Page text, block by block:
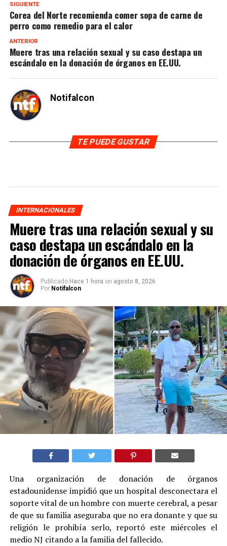
SIGUIENTE
Corea del Norte recomienda comer sopa de carne de
perro como remedio para el calor
ANTERIOR
Muere tras una relación sexual y su caso destapa un
escándalo en la donación de órganos en EE.UU.
Notifalcon
TE PUEDE GUSTAR
INTERNACIONALES
Muere tras una relación sexual y su
caso destapa un escándalo en la
donación de órganos en EE.UU.
Publicado Hace 1 hora on agosto 8, 2026
Por Notifalcon
Una organización de donación de órganos
estadounidense impidió que un hospital desconectara el
soporte vital de un hombre con muerte cerebral, a pesar
de que su familia aseguraba que no era donante y que su
religión le prohibía serlo, reportó este miércoles el
medio NJ citando a la familia del fallecido.